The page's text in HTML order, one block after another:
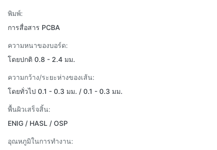
พิมพ์:
การสื่อสาร PCBA
ความหนาของบอร์ด:
โดยปกติ 0.8 - 2.4 มม.
ความกว้าง/ระยะห่างของเส้น:
โดยทั่วไป 0.1 - 0.3 มม. / 0.1 - 0.3 มม.
พื้นผิวเสร็จสิ้น:
ENIG / HASL / OSP
อุณหภูมิในการทำงาน: